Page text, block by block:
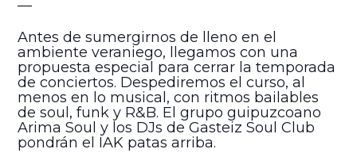
Antes de sumergirnos de lleno en el
ambiente veraniego, llegamos con una
propuesta especial para cerrar la temporada
de conciertos. Despediremos el curso, al
menos en lo musical, con ritmos bailables
de soul, funk y R&B. El grupo guipuzcoano
Arima Soul y los DJs de Gasteiz Soul Club
pondrán el IAK patas arriba.